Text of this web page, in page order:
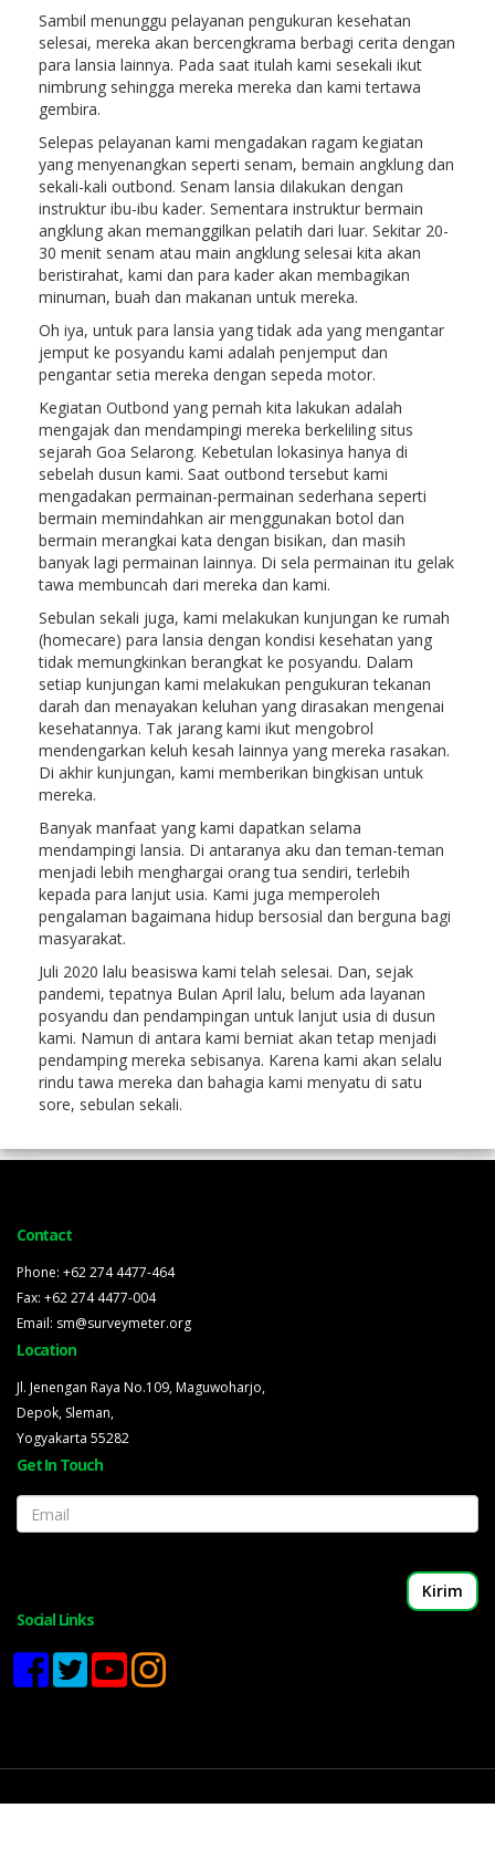
Sambil menunggu pelayanan pengukuran kesehatan
selesai, mereka akan bercengkrama berbagi cerita dengan
para lansia lainnya. Pada saat itulah kami sesekali ikut
nimbrung sehingga mereka mereka dan kami tertawa
gembira.
Selepas pelayanan kami mengadakan ragam kegiatan
yang menyenangkan seperti senam, bemain angklung dan
sekali-kali outbond. Senam lansia dilakukan dengan
instruktur ibu-ibu kader. Sementara instruktur bermain
angklung akan memanggilkan pelatih dari luar. Sekitar 20-
30 menit senam atau main angklung selesai kita akan
beristirahat, kami dan para kader akan membagikan
minuman, buah dan makanan untuk mereka.
Oh iya, untuk para lansia yang tidak ada yang mengantar
jemput ke posyandu kami adalah penjemput dan
pengantar setia mereka dengan sepeda motor.
Kegiatan Outbond yang pernah kita lakukan adalah
mengajak dan mendampingi mereka berkeliling situs
sejarah Goa Selarong. Kebetulan lokasinya hanya di
sebelah dusun kami. Saat outbond tersebut kami
mengadakan permainan-permainan sederhana seperti
bermain memindahkan air menggunakan botol dan
bermain merangkai kata dengan bisikan, dan masih
banyak lagi permainan lainnya. Di sela permainan itu gelak
tawa membuncah dari mereka dan kami.
Sebulan sekali juga, kami melakukan kunjungan ke rumah
(homecare) para lansia dengan kondisi kesehatan yang
tidak memungkinkan berangkat ke posyandu. Dalam
setiap kunjungan kami melakukan pengukuran tekanan
darah dan menayakan keluhan yang dirasakan mengenai
kesehatannya. Tak jarang kami ikut mengobrol
mendengarkan keluh kesah lainnya yang mereka rasakan.
Di akhir kunjungan, kami memberikan bingkisan untuk
mereka.
Banyak manfaat yang kami dapatkan selama
mendampingi lansia. Di antaranya aku dan teman-teman
menjadi lebih menghargai orang tua sendiri, terlebih
kepada para lanjut usia. Kami juga memperoleh
pengalaman bagaimana hidup bersosial dan berguna bagi
masyarakat.
Juli 2020 lalu beasiswa kami telah selesai. Dan, sejak
pandemi, tepatnya Bulan April lalu, belum ada layanan
posyandu dan pendampingan untuk lanjut usia di dusun
kami. Namun di antara kami berniat akan tetap menjadi
pendamping mereka sebisanya. Karena kami akan selalu
rindu tawa mereka dan bahagia kami menyatu di satu
sore, sebulan sekali.
Contact
Phone: +62 274 4477-464
Fax: +62 274 4477-004
Email: sm@surveymeter.org
Location
Jl. Jenengan Raya No.109, Maguwoharjo,
Depok, Sleman,
Yogyakarta 55282
Get In Touch
Email
Social Links